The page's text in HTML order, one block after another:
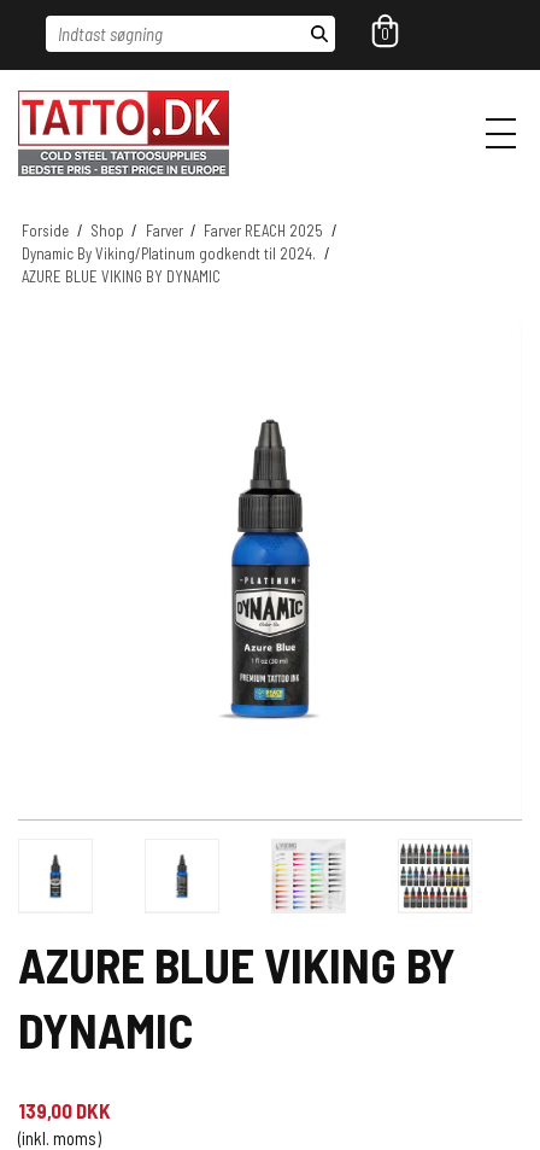
Indtast søgning 0
Forside / Shop / Farver / Farver REACH 2025 /
Dynamic By Viking/Platinum godkendt til 2024. /
AZURE BLUE VIKING BY DYNAMIC
AZURE BLUE VIKING BY
DYNAMIC
139,00 DKK
(inkl. moms)